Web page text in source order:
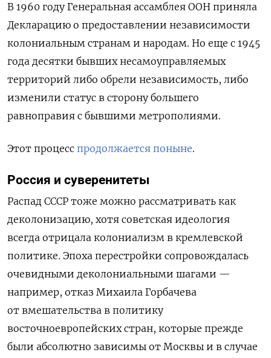
В 1960 году Генеральная ассамблея ООН приняла
Декларацию о предоставлении независимости
колониальным странам и народам. Но еще с 1945
года десятки бывших несамоуправляемых
территорий либо обрели независимость, либо
изменили статус в сторону большего
равноправия с бывшими метрополиями.
Этот процесс продолжается поныне.
Россия и суверенитеты
Распад СССР тоже можно рассматривать как
деколонизацию, хотя советская идеология
всегда отрицала колониализм в кремлевской
политике. Эпоха перестройки сопровождалась
очевидными деколониальными шагами —
например, отказ Михаила Горбачева
от вмешательства в политику
восточноевропейских стран, которые прежде
были абсолютно зависимы от Москвы и в случае